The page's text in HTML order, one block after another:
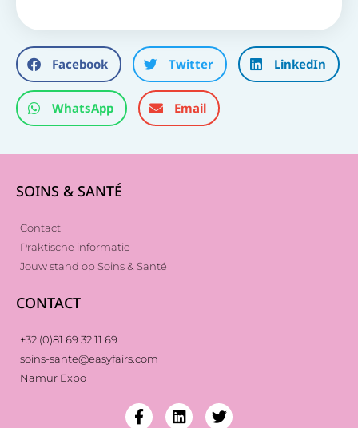
Facebook Twitter LinkedIn
WhatsApp Email
SOINS & SANTÉ
Contact
Praktische informatie
Jouw stand op Soins & Santé
CONTACT
+32 (0)81 69 32 11 69
soins-sante@easyfairs.com
Namur Expo